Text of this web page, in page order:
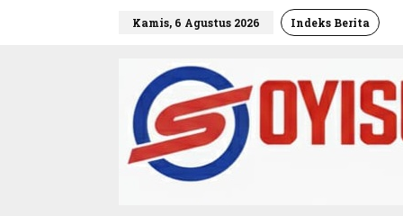
Kamis, 6 Agustus 2026 Indeks Berita